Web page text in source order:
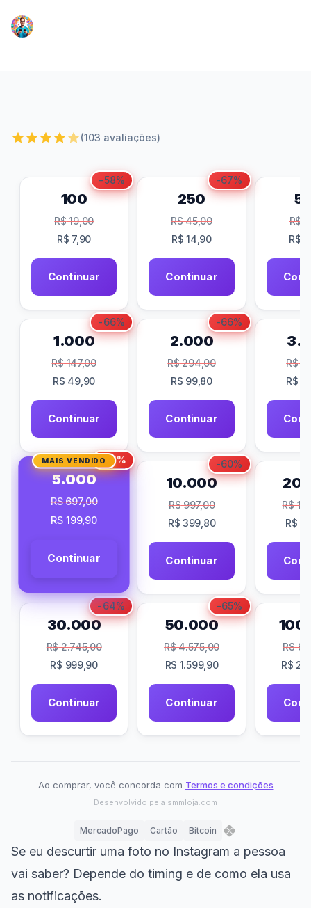
(103 avaliações)
-58%
100
R$19,00
R$ 7,90
Continuar
-67%
250
R$45,00
R$ 14,90
Continuar
R$
R$
-66%
1.000
R$147,00
R$ 49,90
Continuar
-66%
2.000
R$294,00
R$ 99,80
Continuar
R$
R$
-71%
5.000
R$697,00
R$ 199,90
MAIS VENDIDO
Continuar
-60%
10.000
R$997,00
R$ 399,80
Continuar
R$
R$
-64%
30.000
R$2.745,00
R$ 999,90
Continuar
-65%
50.000
R$4.575,00
R$ 1.599,90
Continuar
R$
R$
Ao comprar, você concorda com Termos e condições
Desenvolvido pela smmloja.com
MercadoPago Cartão Bitcoin
Se eu descurtir uma foto no Instagram a pessoa
vai saber? Depende do timing e de como ela usa
as notificações.